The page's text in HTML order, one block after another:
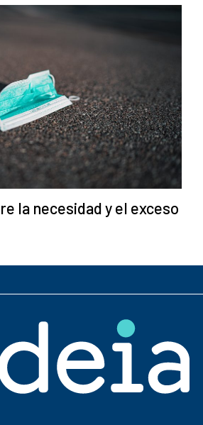
la necesidad y el exceso